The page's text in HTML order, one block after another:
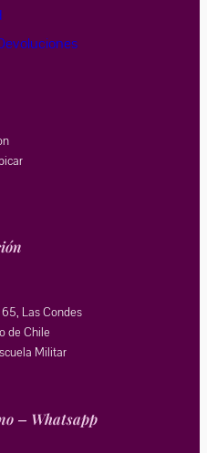
Las Condes
de Chile
Militar
– Whatsapp